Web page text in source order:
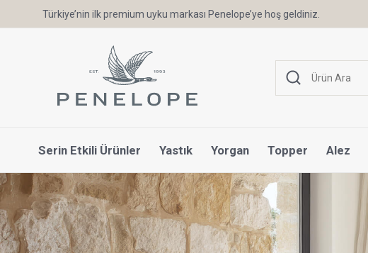
6 Ay'a Varan Taksit Ayrıcalığı
Serin Etkili Ürünler Yastık Yorgan Topper Alez